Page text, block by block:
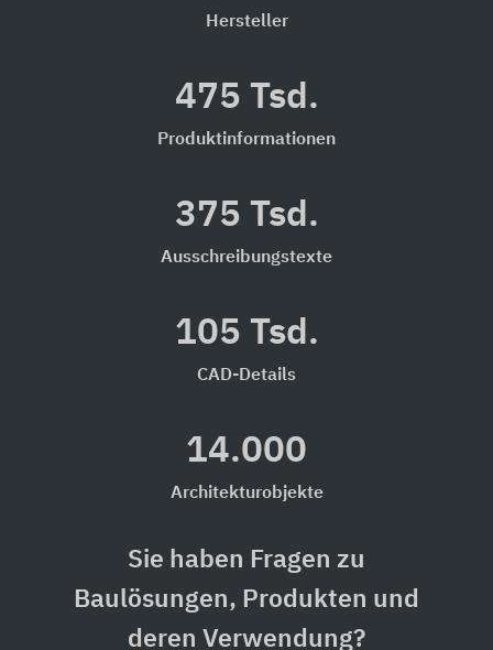
Hersteller
475 Tsd.
Produktinformationen
375 Tsd.
Ausschreibungstexte
105 Tsd.
CAD-Details
14.000
Architekturobjekte
Sie haben Fragen zu
Baulösungen, Produkten und
deren Verwendung?